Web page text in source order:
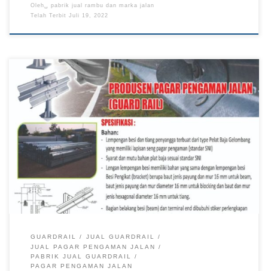
Oleh␣ pabrik jual rambu dan marka jalan
Telah Terbit Juli 19, 2022
Guardrail Murah, Pabrik Guardrail Jakarta, Pabrik Guardrail
Papua
GUARDRAIL
JUAL GUARDRAIL
JUAL PAGAR PENGAMAN JALAN
PABRIK JUAL GUARDRAIL
PAGAR PENGAMAN JALAN